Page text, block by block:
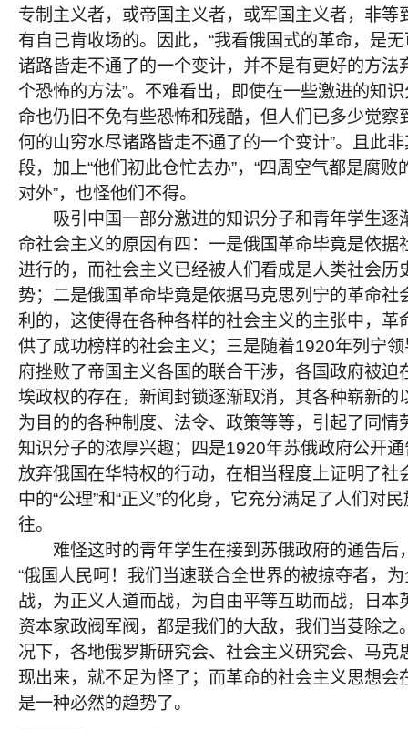
专制主义者，或帝国主义者，或军国主义者，非等
有自己肯收场的。因此，“我看俄国式的革命，是
诸路皆走不通了的一个变计，并不是有更好的方法
个恐怖的方法”。不难看出，即使在一些激进的知
命也仍旧不免有些恐怖和残酷，但人们已多少觉察
何的山穷水尽诸路皆走不通了的一个变计”。且此
段，加上“他们初此仓忙去办”，“四周空气都是腐
对外”，也怪他们不得。
吸引中国一部分激进的知识分子和青年学生逐
命社会主义的原因有四：一是俄国革命毕竟是依据
进行的，而社会主义已经被人们看成是人类社会历
势；二是俄国革命毕竟是依据马克思列宁的革命社
利的，这使得在各种各样的社会主义的主张中，革
供了成功榜样的社会主义；三是随着1920年列宁
府挫败了帝国主义各国的联合干涉，各国政府被迫
埃政权的存在，新闻封锁逐渐取消，其各种崭新的
为目的的各种制度、法令、政策等等，引起了同情
知识分子的浓厚兴趣；四是1920年苏俄政府公开
放弃俄国在华特权的行动，在相当程度上证明了社
中的“公理”和“正义”的化身，它充分满足了人们对
往。
难怪这时的青年学生在接到苏俄政府的通告后
“俄国人民呵！我们当速联合全世界的被掠夺者，
战，为正义人道而战，为自由平等互助而战，日本
资本家政阀军阀，都是我们的大敌，我们当芟除之
况下，各地俄罗斯研究会、社会主义研究会、马克
现出来，就不足为怪了；而革命的社会主义思想会
是一种必然的趋势了。